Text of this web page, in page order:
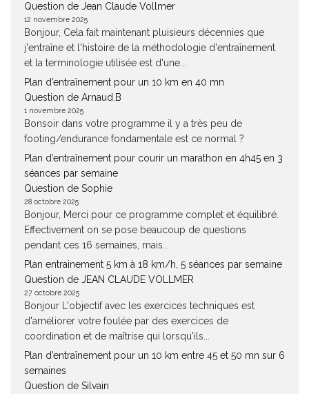
Question de Jean Claude Vollmer
12 novembre 2025
Bonjour, Cela fait maintenant pluisieurs décennies que
j'entraîne et l'histoire de la méthodologie d'entraînement
et la terminologie utilisée est d'une...
Plan d’entraînement pour un 10 km en 40 mn
Question de Arnaud.B
1 novembre 2025
Bonsoir dans votre programme il y a très peu de
footing/endurance fondamentale est ce normal ?
Plan d’entraînement pour courir un marathon en 4h45 en 3
séances par semaine
Question de Sophie
28 octobre 2025
Bonjour, Merci pour ce programme complet et équilibré.
Effectivement on se pose beaucoup de questions
pendant ces 16 semaines, mais...
Plan entrainement 5 km à 18 km/h, 5 séances par semaine
Question de JEAN CLAUDE VOLLMER
27 octobre 2025
Bonjour L'objectif avec les exercices techniques est
d'améliorer votre foulée par des exercices de
coordination et de maîtrise qui lorsqu'ils...
Plan d’entraînement pour un 10 km entre 45 et 50 mn sur 6
semaines
Question de Silvain